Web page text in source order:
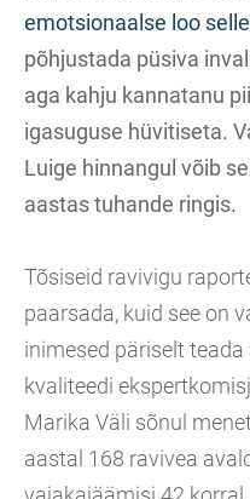
emotsionaalse loo
põhjustada püsiva
aga kahju kannatanu
igasuguse hüvitiseta.
Luige hinnangul võib
aastas tuhande ringis.
Tõsiseid ravivigu
paarsada, kuid see on
inimesed päriselt
kvaliteedi
Marika Väli sõnul
aastal 168 ravivea